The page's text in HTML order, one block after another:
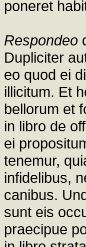
poneret
Respondeo
Dupliciter
eo quod ei
illicitum. Et
bellorum et
in libro de
ei
tenemur,
infidelibus,
canibus.
sunt eis
praecipue